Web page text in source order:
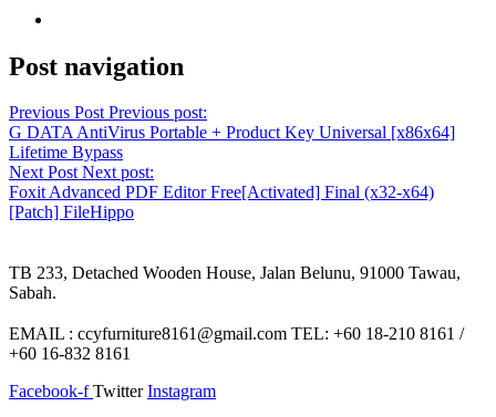
Post navigation
Previous Post Previous post:
G DATA AntiVirus Portable + Product Key Universal [x86x64]
Lifetime Bypass
Next Post Next post:
Foxit Advanced PDF Editor Free[Activated] Final (x32-x64)
[Patch] FileHippo
TB 233, Detached Wooden House, Jalan Belunu, 91000 Tawau,
Sabah.
EMAIL : ccyfurniture8161@gmail.com TEL: +60 18-210 8161 /
+60 16-832 8161
Facebook-f Twitter Instagram